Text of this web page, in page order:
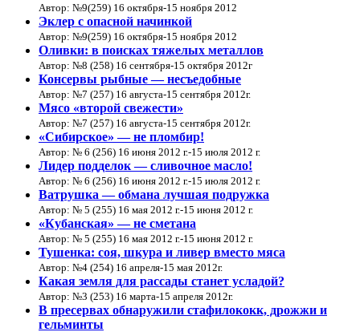
Автор: №9(259) 16 октября-15 ноября 2012
Эклер с опасной начинкой
Автор: №9(259) 16 октября-15 ноября 2012
Оливки: в поисках тяжелых металлов
Автор: №8 (258) 16 сентября-15 октября 2012г
Консервы рыбные — несъедобные
Автор: №7 (257) 16 августа-15 сентября 2012г.
Мясо «второй свежести»
Автор: №7 (257) 16 августа-15 сентября 2012г.
«Сибирское» — не пломбир!
Автор: № 6 (256) 16 июня 2012 г.-15 июля 2012 г.
Лидер подделок — сливочное масло!
Автор: № 6 (256) 16 июня 2012 г.-15 июля 2012 г.
Ватрушка — обмана лучшая подружка
Автор: № 5 (255) 16 мая 2012 г.-15 июня 2012 г.
«Кубанская» — не сметана
Автор: № 5 (255) 16 мая 2012 г.-15 июня 2012 г.
Тушенка: соя, шкура и ливер вместо мяса
Автор: №4 (254) 16 апреля-15 мая 2012г.
Какая земля для рассады станет усладой?
Автор: №3 (253) 16 марта-15 апреля 2012г.
В пресервах обнаружили стафилококк, дрожжи и
гельминты